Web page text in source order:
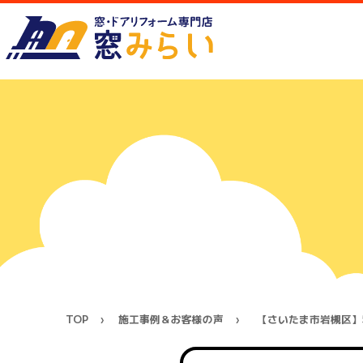
TOP 施工事例＆お客様の声 【さいたま市岩槻区